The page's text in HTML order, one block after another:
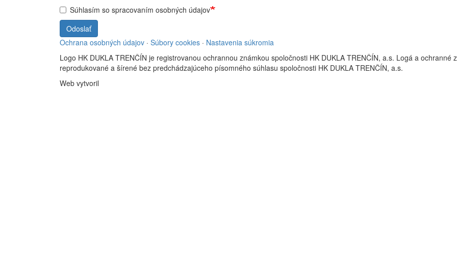
Súhlasím so spracovaním osobných údajov
Odoslať
Ochrana osobných údajov · Súbory cookies · Nastavenia súkromia
Logo HK DUKLA TRENČÍN je registrovanou ochrannou známkou spoločnosti HK DUKLA TRENČÍN, a.s. Logá a ochranné
reprodukované a šírené bez predchádzajúceho písomného súhlasu spoločnosti HK DUKLA TRENČÍN, a.s.
Web vytvoril